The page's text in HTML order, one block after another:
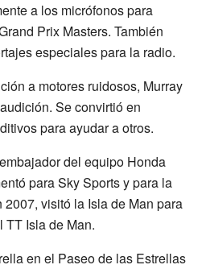
a los micrófonos para
Prix Masters. También
especiales para la radio.
a motores ruidosos, Murray
Se convirtió en
para ayudar a otros.
del equipo Honda
para Sky Sports y para la
visitó la Isla de Man para
TT Isla de Man.
en el Paseo de las Estrellas